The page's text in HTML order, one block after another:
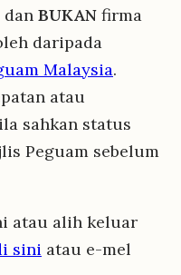
BUKAN firma
daripada
Malaysia.
atau
sahkan status
Peguam sebelum
atau alih keluar
sini atau e-mel